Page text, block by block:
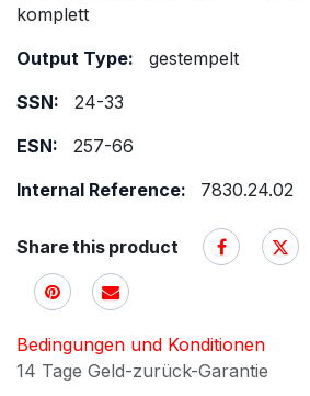
komplett
Output Type:
gestempelt
SSN:
24-33
ESN:
257-66
Internal Reference:
7830.24.02
Share this product
Bedingungen und Konditionen
14 Tage Geld-zurück-Garantie